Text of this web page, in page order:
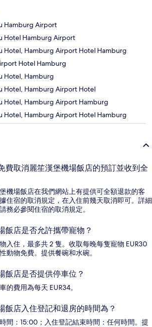
Hamburg Airport
Hotel Hamburg Airport
Hotel, Hamburg Airport Hotel Hamburg
Hotel Hamburg
Hotel, Hamburg
Hotel, Hamburg Airport Hotel
Hotel, Hamburg Airport Hamburg
Hotel, Hamburg Airport Hotel Hamburg
費取消麗笙漢堡機場飯店的預訂並收到全
機場飯店在我們網站上有提供可全額退款的客
住宿的取消規定，在入住前幾天取消即可。詳細
務必參閱住宿的取消規定。
飯店是否允許攜帶寵物？
入住，最多共 2 隻。收取每晚每隻寵物 EUR30
動物免費。提供餐碗和水碗。
飯店是否提供停車位？
的費用為每天 EUR34。
飯店入住登記和退房的時間為？
間：15:00；入住登記結束時間：任何時間。提